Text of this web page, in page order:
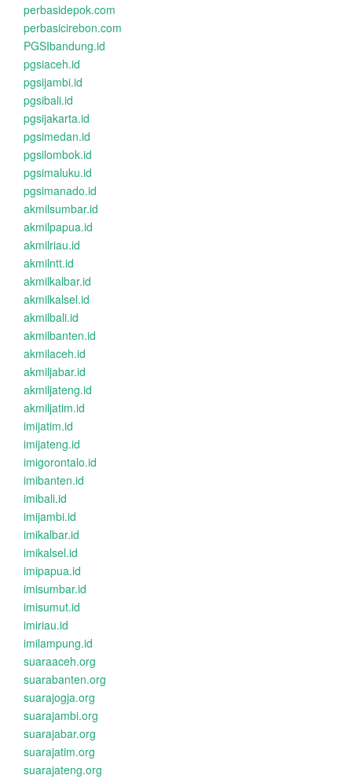
perbasidepok.com
perbasicirebon.com
PGSIbandung.id
pgsiaceh.id
pgsijambi.id
pgsibali.id
pgsijakarta.id
pgsimedan.id
pgsilombok.id
pgsimaluku.id
pgsimanado.id
akmilsumbar.id
akmilpapua.id
akmilriau.id
akmilntt.id
akmilkalbar.id
akmilkalsel.id
akmilbali.id
akmilbanten.id
akmilaceh.id
akmiljabar.id
akmiljateng.id
akmiljatim.id
imijatim.id
imijateng.id
imigorontalo.id
imibanten.id
imibali.id
imijambi.id
imikalbar.id
imikalsel.id
imipapua.id
imisumbar.id
imisumut.id
imiriau.id
imilampung.id
suaraaceh.org
suarabanten.org
suarajogja.org
suarajambi.org
suarajabar.org
suarajatim.org
suarajateng.org